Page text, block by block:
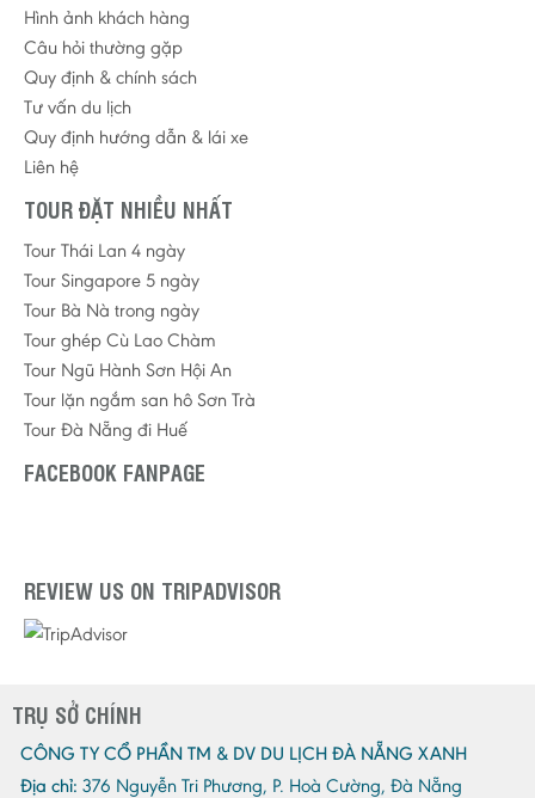
Hình ảnh khách hàng
Câu hỏi thường gặp
Quy định & chính sách
Tư vấn du lịch
Quy định hướng dẫn & lái xe
Liên hệ
TOUR ĐẶT NHIỀU NHẤT
Tour Thái Lan 4 ngày
Tour Singapore 5 ngày
Tour Bà Nà trong ngày
Tour ghép Cù Lao Chàm
Tour Ngũ Hành Sơn Hội An
Tour lặn ngắm san hô Sơn Trà
Tour Đà Nẵng đi Huế
FACEBOOK FANPAGE
REVIEW US ON TRIPADVISOR
TRỤ SỞ CHÍNH
CÔNG TY CỔ PHẦN TM & DV DU LỊCH ĐÀ NẴNG XANH
Địa chỉ: 376 Nguyễn Tri Phương, P. Hoà Cường, Đà Nẵng